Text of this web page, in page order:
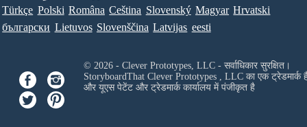
Türkçe Polski Româna Ceština Slovenský Magyar Hrvatski
български Lietuvos Slovenščina Latvijas eesti
© 2026 - Clever Prototypes, LLC - सर्वाधिकार सुरक्षित।
StoryboardThat Clever Prototypes , LLCका एक ट्रेडमार्क
और यूएस पेटेंट और ट्रेडमार्क कार्यालय में पंजीकृत है